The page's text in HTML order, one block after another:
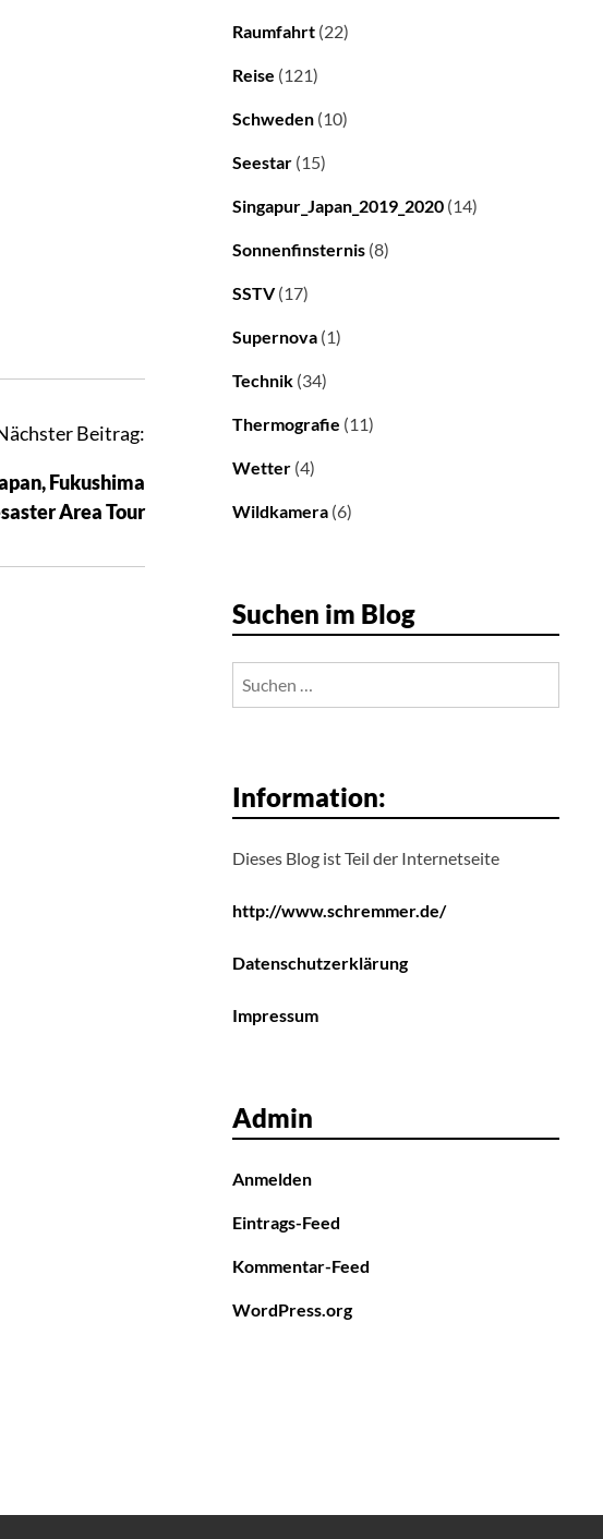
Beitrag:
Fukushima
Area Tour
Raumfahrt (22)
Reise (121)
Schweden (10)
Seestar (15)
Singapur_Japan_2019_2020 (14)
Sonnenfinsternis (8)
SSTV(17)
Supernova (1)
Technik (34)
Thermografie (11)
Wetter (4)
Wildkamera (6)
Suchen im Blog
Information:
Dieses Blog ist Teil der Internetseite
http://www.schremmer.de/
Datenschutzerklärung
Impressum
Admin
Anmelden
Eintrags-Feed
Kommentar-Feed
WordPress.org